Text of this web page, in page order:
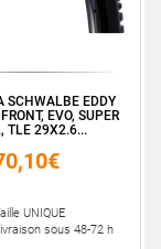
SCHWALBE EDDY
EVO, SUPER
TLE 29X2.6...
UNIQUE
sous 48-72 h